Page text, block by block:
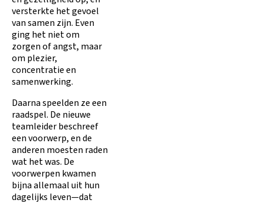
versterkte het gevoel
van samen zijn. Even
ging het niet om
zorgen of angst, maar
om plezier,
concentratie en
samenwerking.
Daarna speelden ze een
raadspel. De nieuwe
teamleider beschreef
een voorwerp, en de
anderen moesten raden
wat het was. De
voorwerpen kwamen
bijna allemaal uit hun
dagelijks leven—dat